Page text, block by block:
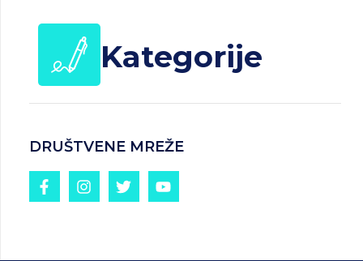
Kategorije
DRUŠTVENE MREŽE